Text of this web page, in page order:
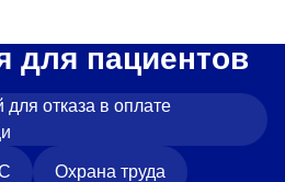
для пациентов
отказа в оплате
Охрана труда